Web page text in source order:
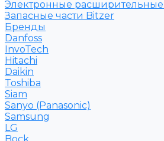
Электронные
Запасные части Bitzer
Бренды
Danfoss
InvoTech
Hitachi
Daikin
Toshiba
Siam
Sanyo (Panasonic)
Samsung
LG